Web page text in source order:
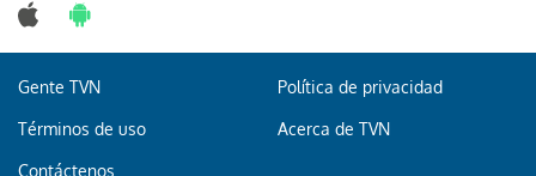
Gente TVN Política de privacidad
Términos de uso Acerca de TVN
Contáctenos